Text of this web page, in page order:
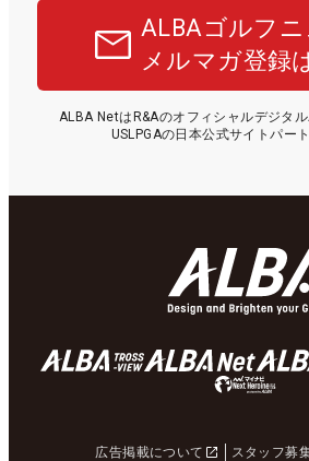
ALBAゴルフニ
メルマガ登録
ALBA NetはR&Aのオフィシャルデジタ
USLPGAの日本公式サイトパー
広告掲載について スタッフ募